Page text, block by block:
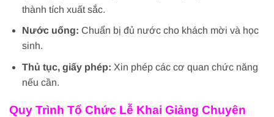
thành tích xuất sắc.
Nước uống: Chuẩn bị đủ nước cho khách mời và học
sinh.
Thủ tục, giấy phép: Xin phép các cơ quan chức năng
nếu cần.
Quy Trình Tổ Chức Lễ Khai Giảng Chuyên